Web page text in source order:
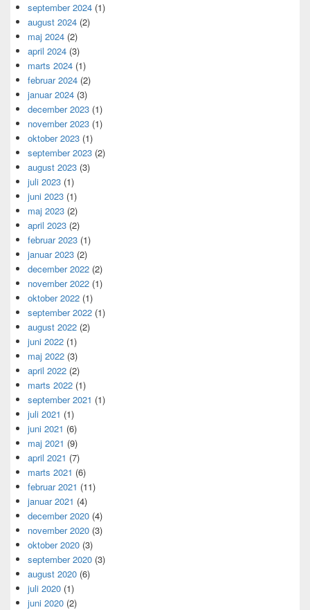
september 2024 (1)
august 2024 (2)
maj 2024 (2)
april 2024 (3)
marts 2024 (1)
februar 2024 (2)
januar 2024 (3)
december 2023 (1)
november 2023 (1)
oktober 2023 (1)
september 2023 (2)
august 2023 (3)
juli 2023 (1)
juni 2023 (1)
maj 2023 (2)
april 2023 (2)
februar 2023 (1)
januar 2023 (2)
december 2022 (2)
november 2022 (1)
oktober 2022 (1)
september 2022 (1)
august 2022 (2)
juni 2022 (1)
maj 2022 (3)
april 2022 (2)
marts 2022 (1)
september 2021 (1)
juli 2021 (1)
juni 2021 (6)
maj 2021 (9)
april 2021 (7)
marts 2021 (6)
februar 2021 (11)
januar 2021 (4)
december 2020 (4)
november 2020 (3)
oktober 2020 (3)
september 2020 (3)
august 2020 (6)
juli 2020 (1)
juni 2020 (2)